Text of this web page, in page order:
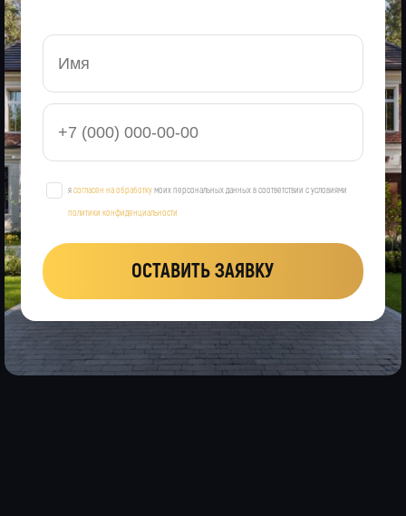
ясогласен на обработкумоих персональных данных в соответствии с условиями
политики конфиденциальности
ОСТАВИТЬ ЗАЯВКУ